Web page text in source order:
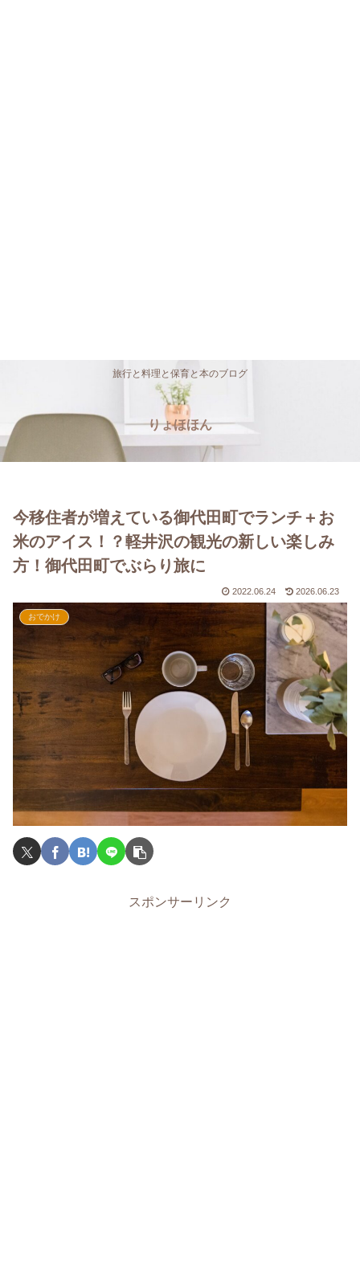
旅行と料理と保育と本のブログ
りょほほん
今移住者が増えている御代田町でランチ＋お
米のアイス！？軽井沢の観光の新しい楽しみ
方！御代田町でぶらり旅に
2022.06.24 2026.06.23
おでかけ
スポンサーリンク